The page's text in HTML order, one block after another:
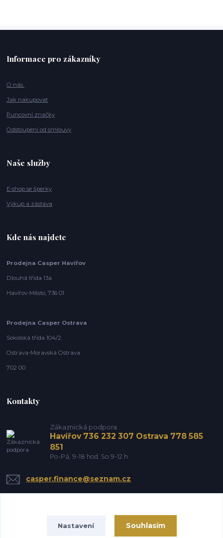
Informace pro zákazníky
O nás
Jak nakupovat
Puncovní značky
Odstoupení od smlouvy
Naše služby
E-shop se šperky
Výkup a zástava
Kde nás najdete
Prodejna Casper Havířov
Dlouhá třída 13a
Havířov-Město, 736 01
Prodejna Casper Ostrava
Sokolská třída 104/2
Ostrava-Moravská Ostrava
702 00
Kontakty
Zákaznická podpora
Havířov 736 232 307 Ostrava 778 585
851
Po-Pá, 9-18 hod. So 9-12 h.
casper.finance@seznam.cz
Nastavení Souhlasím